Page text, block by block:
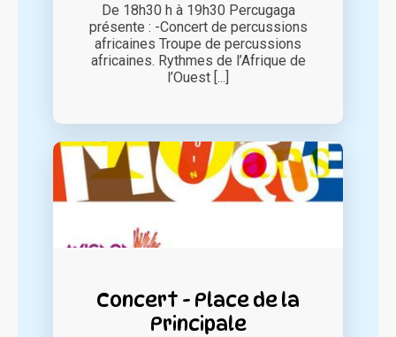
De 18h30 h à 19h30 Percugaga
présente : -Concert de percussions
africaines Troupe de percussions
africaines. Rythmes de l’Afrique de
l’Ouest [...]
Concert - Place de la
Principale